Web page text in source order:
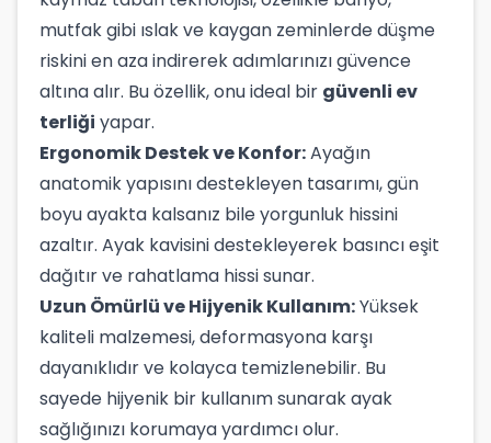
mutfak gibi ıslak ve kaygan zeminlerde düşme
riskini en aza indirerek adımlarınızı güvence
altına alır. Bu özellik, onu ideal bir güvenli ev
terliği yapar.
Ergonomik Destek ve Konfor:Ayağın
anatomik yapısını destekleyen tasarımı, gün
boyu ayakta kalsanız bile yorgunluk hissini
azaltır. Ayak kavisini destekleyerek basıncı eşit
dağıtır ve rahatlama hissi sunar.
Uzun Ömürlü ve Hijyenik Kullanım:Yüksek
kaliteli malzemesi, deformasyona karşı
dayanıklıdır ve kolayca temizlenebilir. Bu
sayede hijyenik bir kullanım sunarak ayak
sağlığınızı korumaya yardımcı olur.